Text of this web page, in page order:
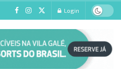
Login